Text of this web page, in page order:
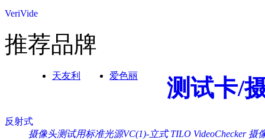
VeriVide
推荐品牌
天友利 爱色丽 测试卡/
反射式
摄像头测试用标准光源VC(1)-立式 TILO VideoChecker 摄